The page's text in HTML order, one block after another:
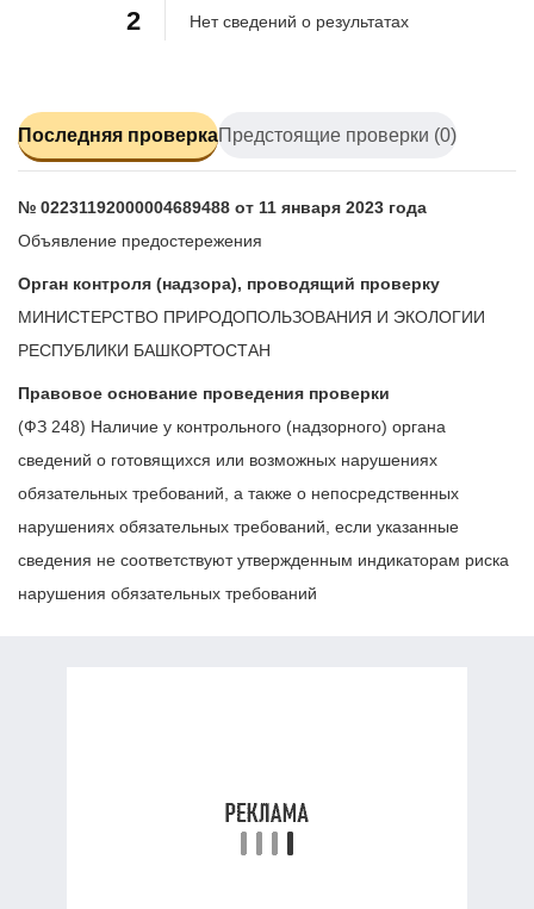
2
Нет сведений о результатах
Последняя проверкаПредстоящие проверки (0)
№ 02231192000004689488 от 11 января 2023 года
Объявление предостережения
Орган контроля (надзора), проводящий проверку
МИНИСТЕРСТВО ПРИРОДОПОЛЬЗОВАНИЯ И ЭКОЛОГИИ
РЕСПУБЛИКИ БАШКОРТОСТАН
Правовое основание проведения проверки
(ФЗ 248) Наличие у контрольного (надзорного) органа
сведений о готовящихся или возможных нарушениях
обязательных требований, а также о непосредственных
нарушениях обязательных требований, если указанные
сведения не соответствуют утвержденным индикаторам риска
нарушения обязательных требований